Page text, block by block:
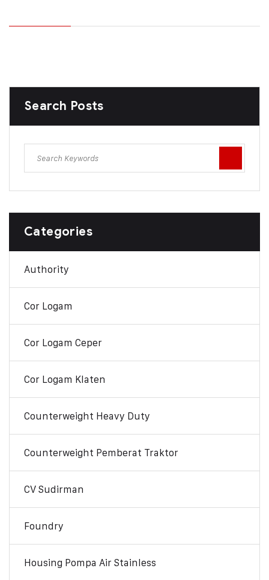
Search Posts
Categories
Authority
Cor Logam
Cor Logam Ceper
Cor Logam Klaten
Counterweight Heavy Duty
Counterweight Pemberat Traktor
CV Sudirman
Foundry
Housing Pompa Air Stainless